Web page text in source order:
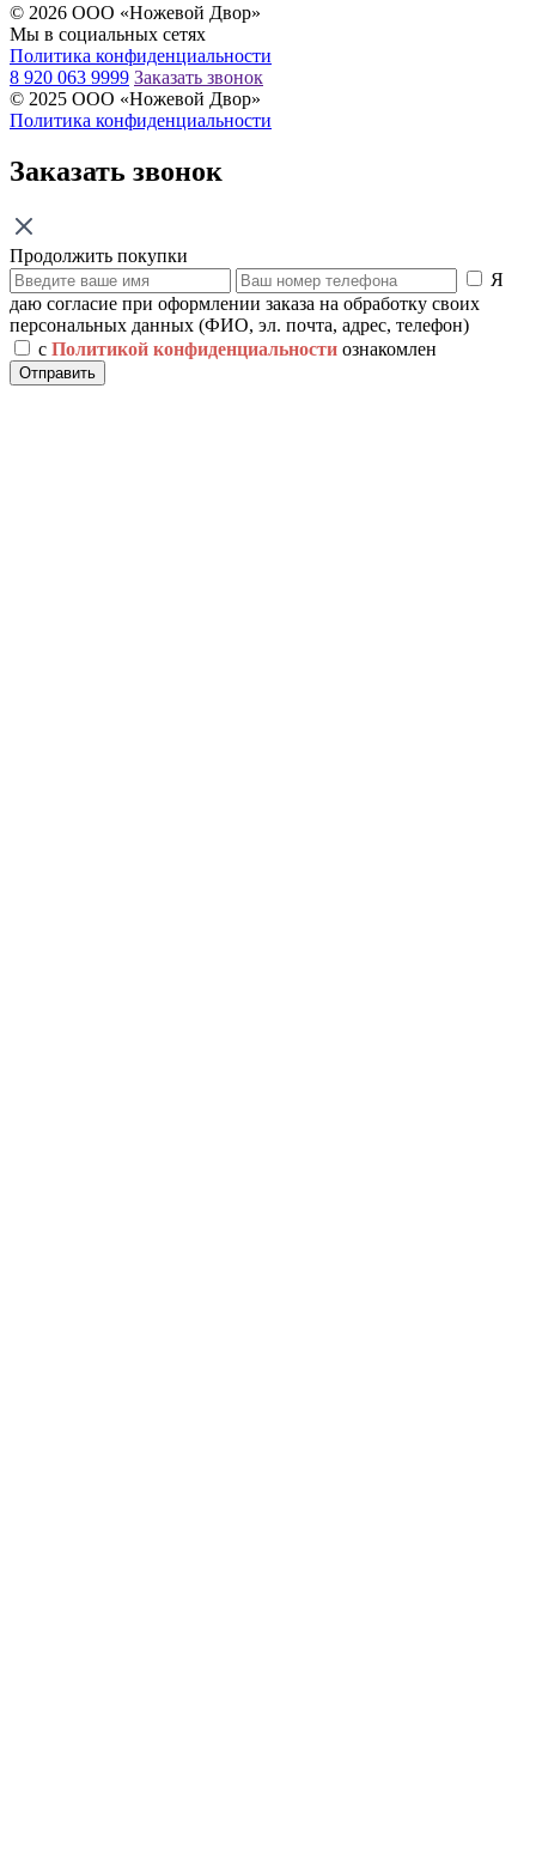
© 2026 ООО «Ножевой Двор»
Мы в социальных сетях
Политика конфиденциальности
8 920 063 9999 Заказать звонок
© 2025 ООО «Ножевой Двор»
Политика конфиденциальности
Заказать звонок
Продолжить покупки
Я
даю согласие при оформлении заказа на обработку своих
персональных данных (ФИО, эл. почта, адрес, телефон)
с Политикой конфиденциальности ознакомлен